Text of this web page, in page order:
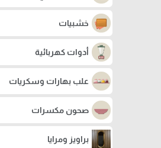
خشبيات
أدوات كهربائية
علب بهارات وسكريات
صحون مكسرات
براويز ومرايا